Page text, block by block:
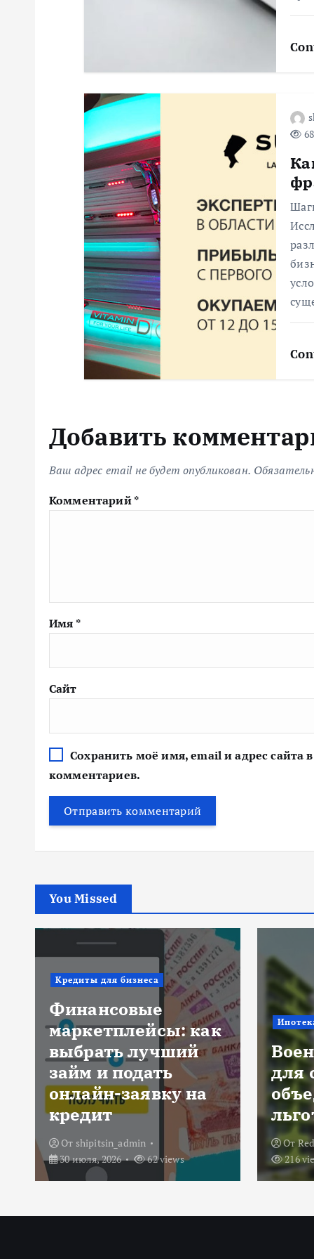
Добавить
Ваш адрес email не будет опубликован.
Комментарий*
Имя *
Сайт
Сохранить моё имя, email и адрес сайта
комментариев.
You Missed
Ипотека
Военная ипотека
для семьи:
объединяем все
льготы и субсидии
От Redactor
3 июля, 2026
216 views
Новости
От
234